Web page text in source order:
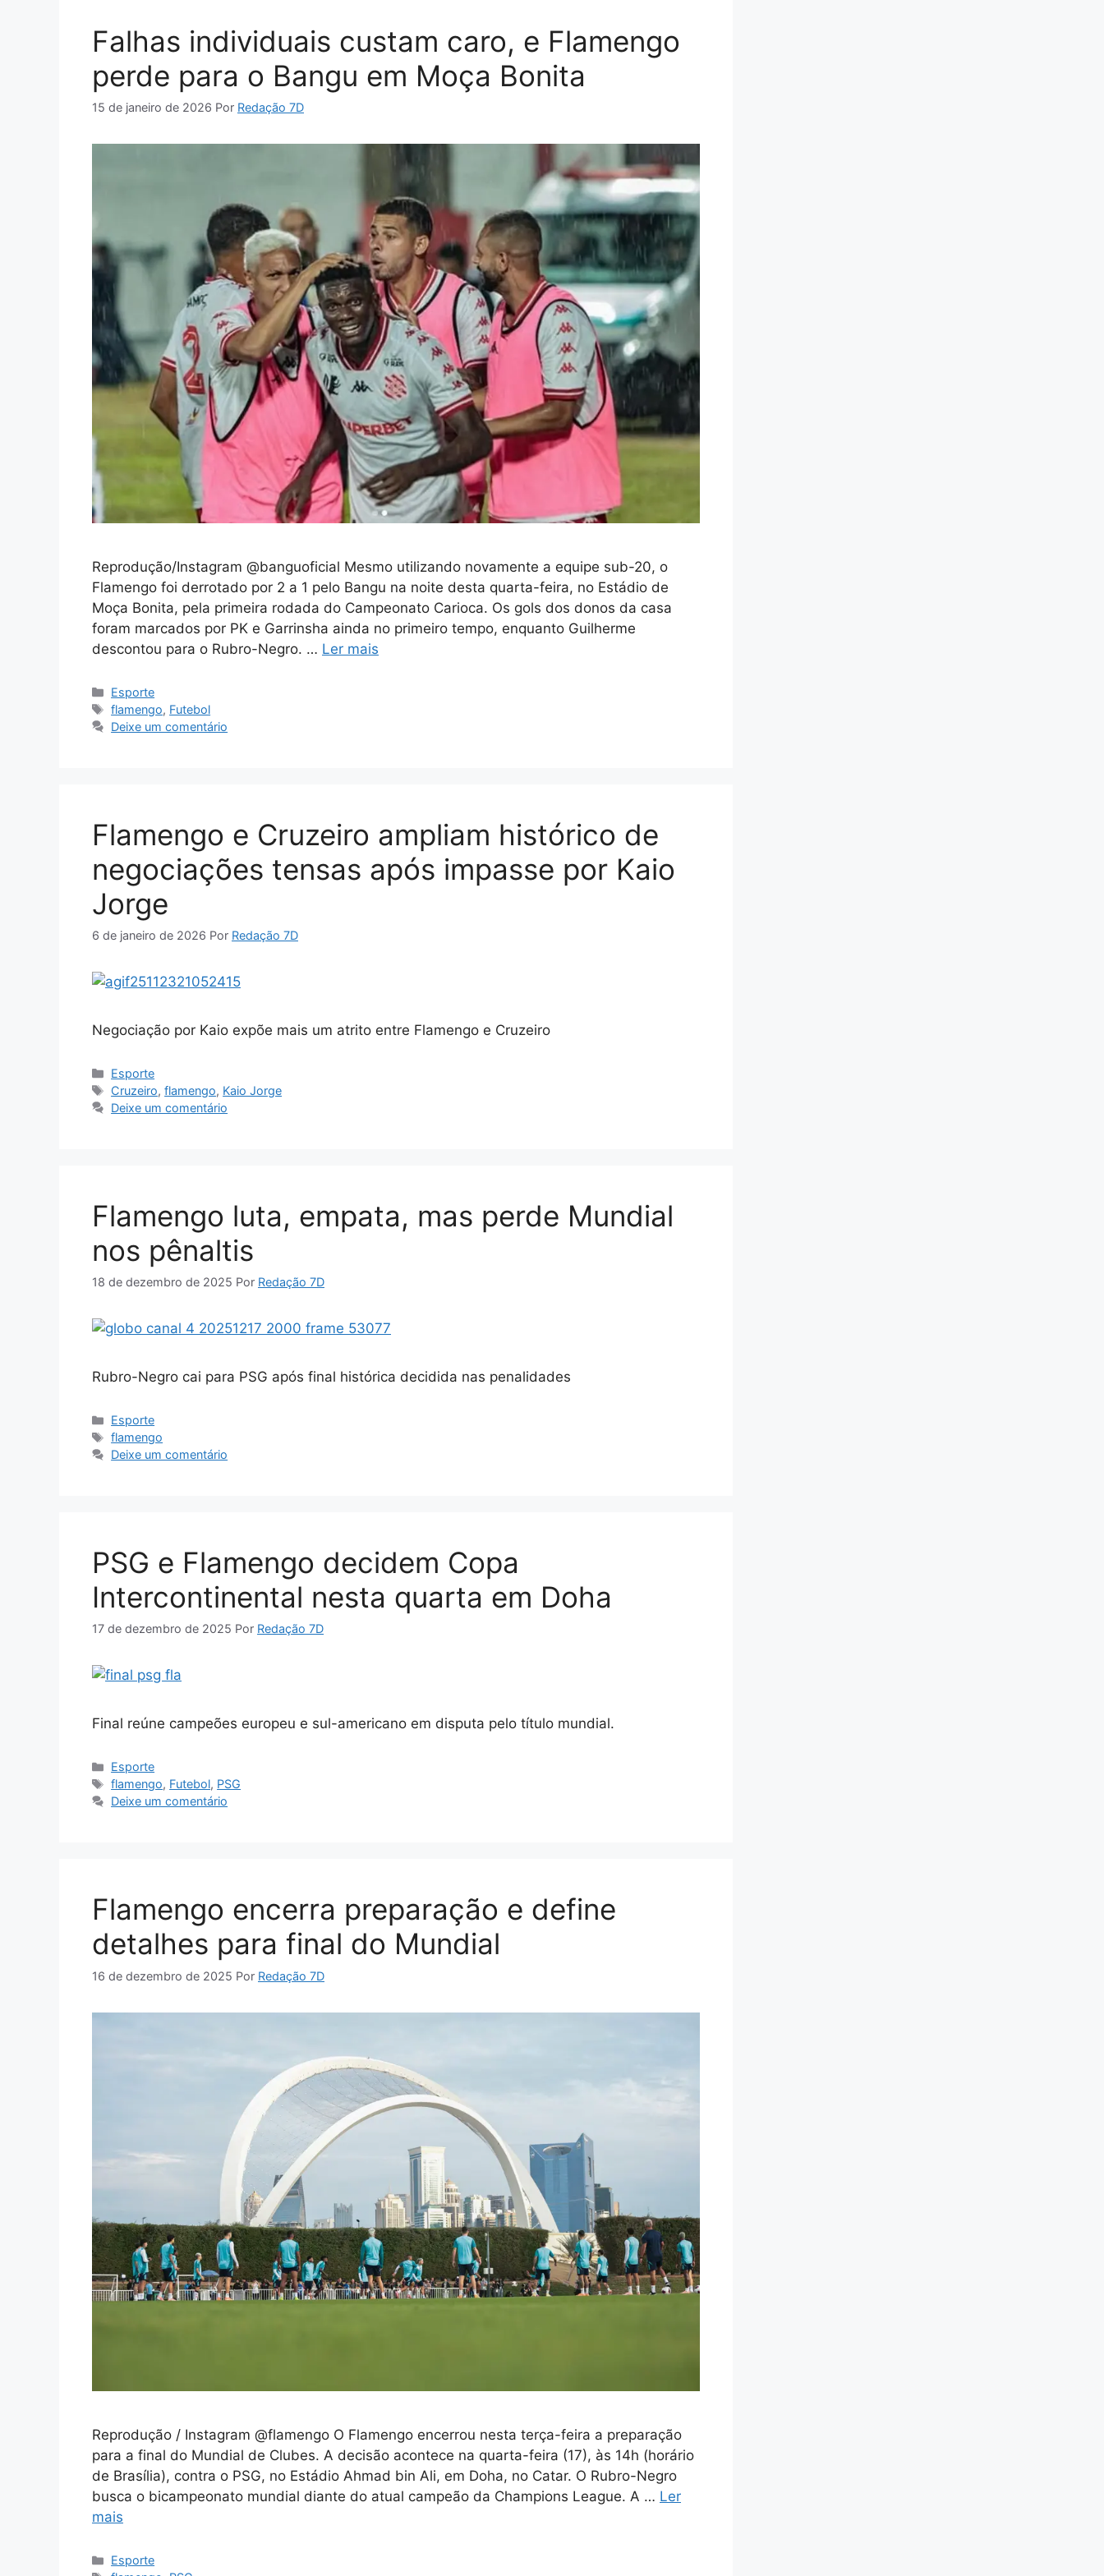
Falhas individuais custam caro, e Flamengo
perde para o Bangu em Moça Bonita
15 de janeiro de 2026 Por Redação 7D
Reprodução/Instagram @banguoficial Mesmo utilizando novamente a equipe sub-20, o
Flamengo foi derrotado por 2 a 1 pelo Bangu na noite desta quarta-feira, no Estádio de
Moça Bonita, pela primeira rodada do Campeonato Carioca. Os gols dos donos da casa
foram marcados por PK e Garrinsha ainda no primeiro tempo, enquanto Guilherme
descontou para o Rubro-Negro. … Ler mais
Categorias
Esporte
Tags
flamengo, Futebol
Deixe um comentário
Flamengo e Cruzeiro ampliam histórico de
negociações tensas após impasse por Kaio
Jorge
6 de janeiro de 2026 Por Redação 7D
Negociação por Kaio expõe mais um atrito entre Flamengo e Cruzeiro
Categorias
Esporte
Tags
Cruzeiro,flamengo, Kaio Jorge
Deixe um comentário
Flamengo luta, empata, mas perde Mundial
nos pênaltis
18 de dezembro de 2025 Por Redação 7D
Rubro-Negro cai para PSG após final histórica decidida nas penalidades
Categorias
Esporte
Tags
flamengo
Deixe um comentário
PSG e Flamengo decidem Copa
Intercontinental nesta quarta em Doha
17 de dezembro de 2025 Por Redação 7D
Final reúne campeões europeu e sul-americano em disputa pelo título mundial.
Categorias
Esporte
Tags
flamengo, Futebol, PSG
Deixe um comentário
Flamengo encerra preparação e define
detalhes para final do Mundial
16 de dezembro de 2025 Por Redação 7D
Reprodução / Instagram @flamengo O Flamengo encerrou nesta terça-feira a preparação
para a final do Mundial de Clubes. A decisão acontece na quarta-feira (17), às 14h (horário
de Brasília), contra o PSG, no Estádio Ahmad bin Ali, em Doha, no Catar. O Rubro-Negro
busca o bicampeonato mundial diante do atual campeão da Champions League. A … Ler
mais
Categorias
Esporte